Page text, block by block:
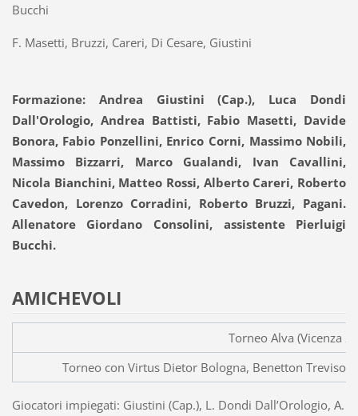
Bucchi
F. Masetti, Bruzzi, Careri, Di Cesare, Giustini
Formazione: Andrea Giustini (Cap.), Luca Dondi
Dall'Orologio, Andrea Battisti, Fabio Masetti, Davide
Bonora, Fabio Ponzellini, Enrico Corni, Massimo Nobili,
Massimo Bizzarri, Marco Gualandi, Ivan Cavallini,
Nicola Bianchini, Matteo Rossi, Alberto Careri, Roberto
Cavedon, Lorenzo Corradini, Roberto Bruzzi, Pagani.
Allenatore Giordano Consolini, assistente Pierluigi
Bucchi.
AMICHEVOLI
Torneo Alva (Vicenza
Torneo con Virtus Dietor Bologna, Benetton Treviso,
Giocatori impiegati: Giustini (Cap.), L. Dondi Dall’Orologio, A.